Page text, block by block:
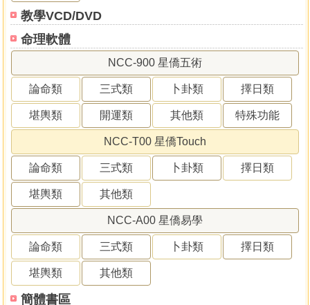
教學VCD/DVD
命理軟體
NCC-900 星僑五術
論命類 三式類 卜卦類 擇日類
堪輿類 開運類 其他類 特殊功能
NCC-T00 星僑Touch
論命類 三式類 卜卦類 擇日類
堪輿類 其他類
NCC-A00 星僑易學
論命類 三式類 卜卦類 擇日類
堪輿類 其他類
簡體書區